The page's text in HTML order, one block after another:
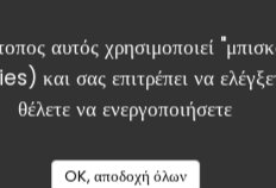
αυτός χρησιμοποιεί
και σας επιτρέπει να
θέλετε να ενεργοποιήσετε
OK, αποδοχή όλων
πελατών μας